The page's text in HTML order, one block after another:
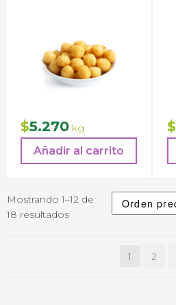
$5.270 kg
Añadir al carrito
$
Mostrando 1–12 de
18 resultados
1 2